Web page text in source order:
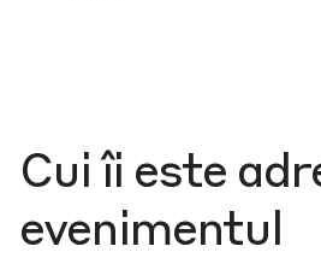
Cui îi este
evenimentul